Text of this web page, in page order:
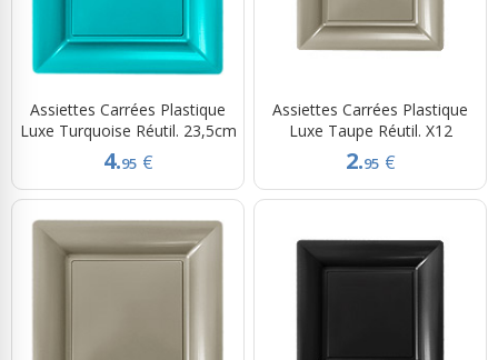
Assiettes Carrées Plastique
Luxe Turquoise Réutil. 23,5cm
4.95 €
Assiettes Carrées Plastique
Luxe Taupe Réutil. X12
2.95 €